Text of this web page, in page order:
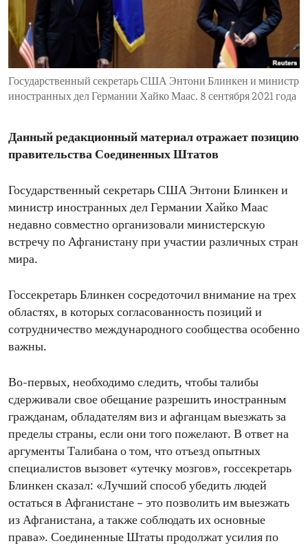
ENVIRONMENT AND HEALTH
IDEALS AND INSTITUTIONS
Государственный секретарь США Энтони Блинкен и министр
иностранных дел Германии Хайко Маас. 8 сентября 2021 года
Данный редакционный материал отражает позицию
правительства Соединенных Штатов
Государственный секретарь США Энтони Блинкен и
министр иностранных дел Германии Хайко Маас
недавно совместно организовали министерскую
встречу по Афганистану при участии различных стран
мира.
Госсекретарь Блинкен сосредоточил внимание на трех
областях, в которых согласованность позиций и
сотрудничество международного сообщества особенно
важны.
Во-первых, необходимо следить, чтобы талибы
сдерживали свое обещание разрешить иностранным
гражданам, обладателям виз и афганцам выезжать за
пределы страны, если они того пожелают. В ответ на
аргументы Талибана о том, что отъезд опытных
специалистов вызовет «утечку мозгов», госсекретарь
Блинкен сказал: «Лучший способ убедить людей
остаться в Афганистане – это позволить им выезжать
из Афганистана, а также соблюдать их основные
права». Соединенные Штаты продолжат усилия по